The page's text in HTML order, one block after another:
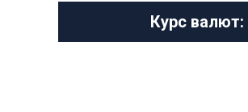
Курс валют: